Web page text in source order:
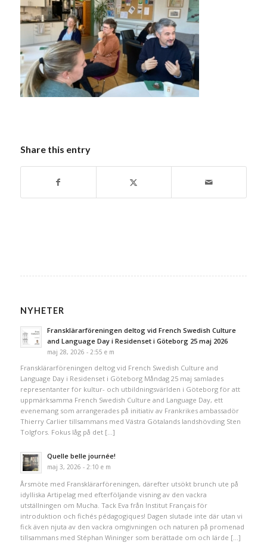
Share this entry
NYHETER
Fransklärarföreningen deltog vid French Swedish Culture
and Language Day i Residenset i Göteborg 25 maj 2026
maj 28, 2026 - 2:55 e m
Fransklärarföreningen deltog vid French Swedish Culture and
Language Day i Residenset i Göteborg Måndag 25 maj samlades
representanter för kultur- och utbildningsvärlden i Göteborg för att
uppmärksamma French Swedish Culture and Language Day, ett
evenemang som arrangerades på initiativ av Frankrikes ambassadör
Thierry Carlier tillsammans med Västra Götalands landshövding Sten
Tolgfors. Fokus låg på det […]
Quelle belle journée!
maj 3, 2026 - 2:10 e m
Årsmöte med Fransklärarföreningen, därefter utsökt brunch ute på
idylliska Artipelag med efterföljande visning av den vackra
utställningen om Mucha. Tack Eva från Institut Français för
introduktion och fichés pédagogiques! Dagen slutade inte där utan vi
fick även njuta av den vackra omgivningen och naturen på promenad
tillsammans med Stéphan Wininger som berättade om och lärde […]